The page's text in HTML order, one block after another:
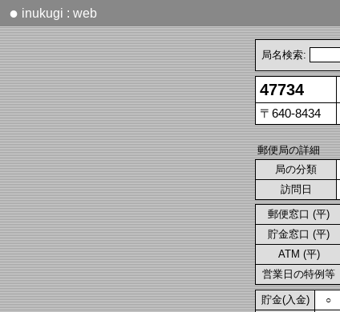
● inukugi : web
局名検索:
47734
〒640-8434
郵便局の詳細
局の分類
訪問日
郵便窓口 (平)
貯金窓口 (平)
ATM (平)
営業日の特例等
貯金(入金) ○